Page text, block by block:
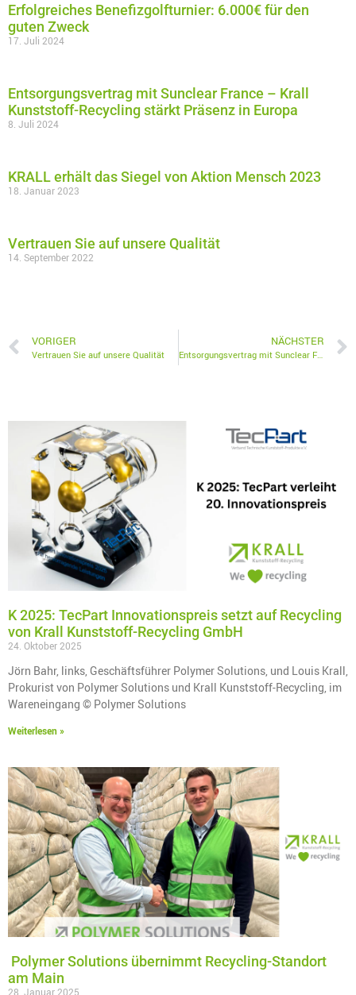
Erfolgreiches Benefizgolfturnier: 6.000€ für den
guten Zweck
17. Juli 2024
Entsorgungsvertrag mit Sunclear France – Krall
Kunststoff-Recycling stärkt Präsenz in Europa
8. Juli 2024
KRALL erhält das Siegel von Aktion Mensch 2023
18. Januar 2023
Vertrauen Sie auf unsere Qualität
14. September 2022
VORIGER
Vertrauen Sie auf unsere Qualität
NÄCHSTER
Entsorgungsvertrag mit Sunclear France – Krall Kunststoff-Recycling stärkt Präsenz in Europa
K 2025: TecPart Innovationspreis setzt auf Recycling
von Krall Kunststoff-Recycling GmbH
24. Oktober 2025
Jörn Bahr, links, Geschäftsführer Polymer Solutions, und Louis Krall,
Prokurist von Polymer Solutions und Krall Kunststoff-Recycling, im
Wareneingang © Polymer Solutions
Weiterlesen »
Polymer Solutions übernimmt Recycling-Standort
am Main
28. Januar 2025